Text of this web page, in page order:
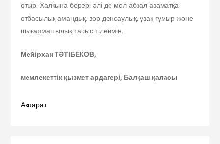
отыр. Халқына берері әлі де мол абзал азаматқа
отбасылық амандық, зор денсаулық, ұзақ ғұмыр және
шығармашылық табыс тілеймін.
Мейірхан ТӘТІБЕКОВ,
мемлекеттік қызмет ардагері, Балқаш қаласы
Ақпарат